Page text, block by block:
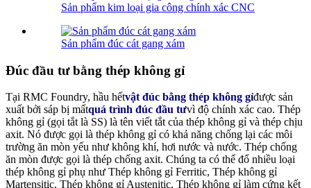
Sản phẩm kim loại gia công chính xác CNC
Sản phẩm đúc cát gang xám
Đúc đầu tư bằng thép không gỉ
Tại RMC Foundry, hầu hếtvật đúc bằng thép không gỉđược sản
xuất bởi sáp bị mấtquá trình đúc đầu tưvì độ chính xác cao. Thép
không gỉ (gọi tắt là SS) là tên viết tắt của thép không gỉ và thép chịu
axit. Nó được gọi là thép không gỉ có khả năng chống lại các môi
trường ăn mòn yếu như không khí, hơi nước và nước. Thép chống
ăn mòn được gọi là thép chống axit. Chúng ta có thể đổ nhiều loại
thép không gỉ phụ như Thép không gỉ Ferritic, Thép không gỉ
Martensitic, Thép không gỉ Austenitic, Thép không gỉ làm cứng kết